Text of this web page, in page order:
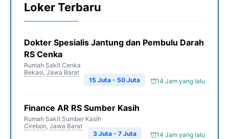
Loker Terbaru
Dokter Spesialis Jantung dan Pembulu Darah
RS Cenka
Rumah Sakit Cenka
Bekasi, Jawa Barat
14 Jam yang lalu
15 Juta - 50 Juta
Finance AR RS Sumber Kasih
Rumah Sakit Sumber Kasih
Cirebon, Jawa Barat
14 Jam yang lalu
3 Juta - 7 Juta